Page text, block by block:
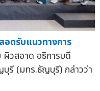
ดรับแนวทางการ
วสอาด อธิการบดี
บุรี (มทร.ธัญบุรี) กล่าวว่า